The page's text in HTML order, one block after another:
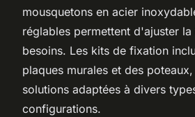
mousquetons en acier
réglables permettent d'ajuster
besoins. Les kits de fixation
plaques murales et des
solutions adaptées à divers
configurations.